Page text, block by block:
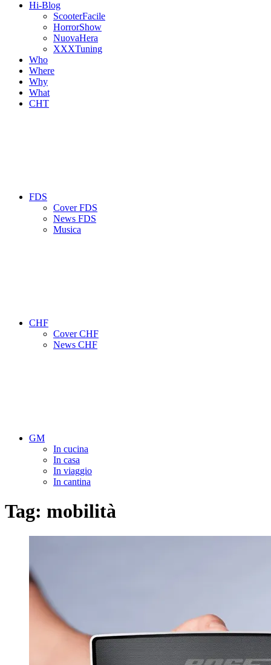
Hi-Blog
ScooterFacile
HorrorShow
NuovaHera
XXXTuning
Who
Where
Why
What
CHT
FDS
Cover FDS
News FDS
Musica
CHF
Cover CHF
News CHF
GM
In cucina
In casa
In viaggio
In cantina
Tag: mobilità